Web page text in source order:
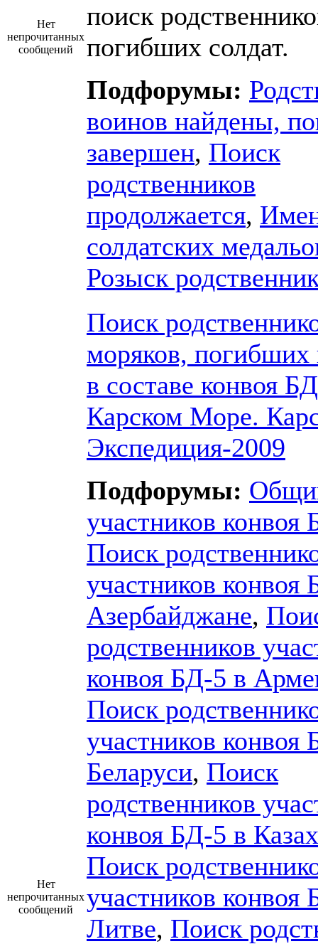
Нет
непрочитанных
сообщений
поиск
погибших солдат.
Подфорумы:
воинов найдены,
завершен, Поиск
родственников
продолжается,
солдатских
Розыск
Нет
непрочитанных
сообщений
Поиск
моряков, погибших
в составе конвоя
Карском Море.
Экспедиция-2009
Подфорумы:
участников конвоя
Поиск
участников конвоя
Азербайджане,
родственников
конвоя БД-5 в
Поиск
участников конвоя
Беларуси, Поиск
родственников
конвоя БД-5 в
Поиск
участников конвоя
Литве, Поиск